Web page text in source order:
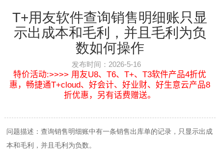
T+用友软件查询销售明细账只显
示出成本和毛利，并且毛利为负
数如何操作
发布时间：2026-5-16
特价活动:>>>> 用友U8、T6、T+、T3软件产品4折优
惠，畅捷通T+cloud、好会计、好业财、好生意云产品8
折优惠，另有话费赠送。
问题描述：查询销售明细账中有一条销售出库单的记录，只显示出成
本和毛利，并且毛利为负数。